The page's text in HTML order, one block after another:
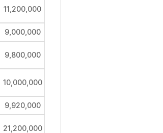
11,200,000
9,000,000
9,800,000
10,000,000
9,920,000
21,200,000